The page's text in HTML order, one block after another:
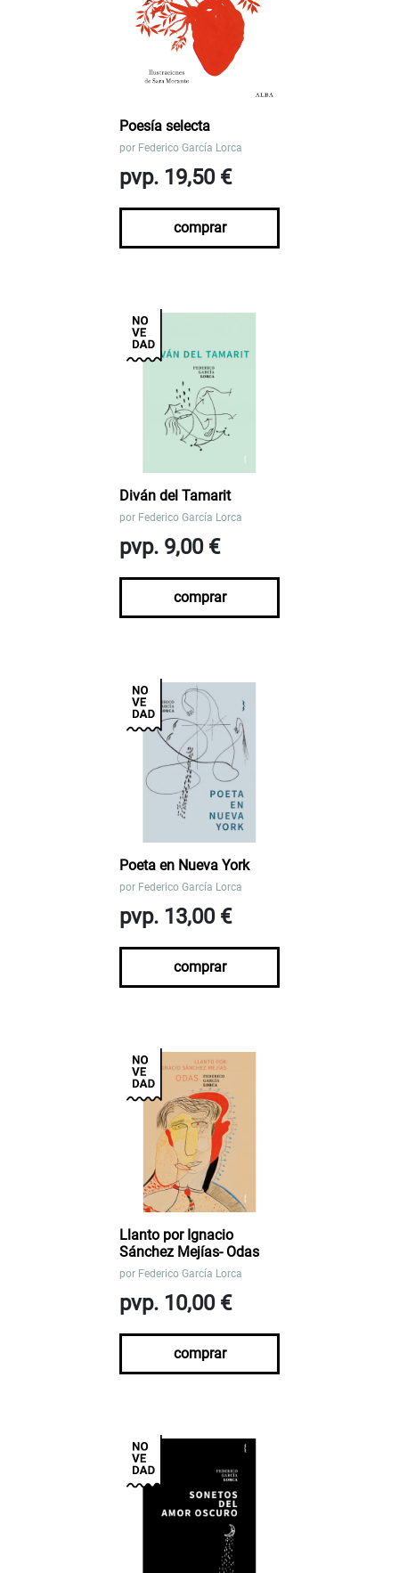
Poesía selecta
por Federico García Lorca
pvp. 19,50 €
comprar
Diván del Tamarit
por Federico García Lorca
pvp. 9,00 €
comprar
Poeta en Nueva York
por Federico García Lorca
pvp. 13,00 €
comprar
Llanto por Ignacio
Sánchez Mejías- Odas
por Federico García Lorca
pvp. 10,00 €
comprar